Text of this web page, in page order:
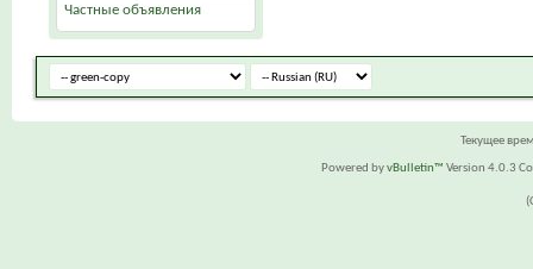
Частные объявления
Текущее
Powered byvBulletin™ Version 4.0.3